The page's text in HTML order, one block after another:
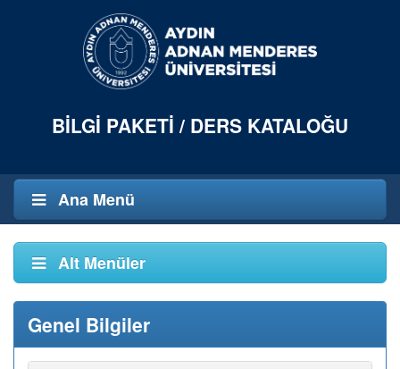
BILGI PAKETI / DERS KATALOĞU
Ana Menü
Alt Menüler
Genel Bilgiler